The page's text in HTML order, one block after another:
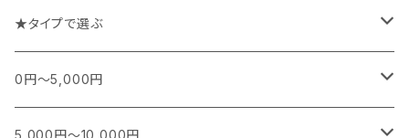
チーズや前菜と楽しむワイン
お魚料理と楽しむワイン
お肉料理と楽しむワイン
★タイプで選ぶ
スパークリング
白
0円～5,000円
フランス
5,000円～10,000円